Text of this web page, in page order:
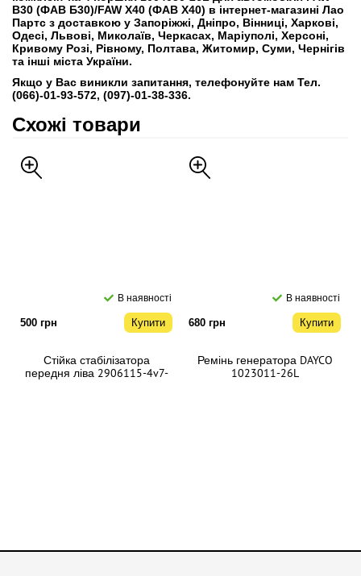
B30 (ФАВ Б30)/FAW X40 (ФАВ Х40) в інтернет-магазині Лао
Партс з доставкою у Запоріжжі, Дніпро, Вінниці, Харкові,
Одесі, Львові, Миколаїв, Черкасах, Маріуполі, Херсоні,
Кривому Розі, Рівному, Полтава, Житомир, Суми, Чернігів
та інші міста України.
Якщо у Вас виникли запитання, телефонуйте нам Тел.
(066)-01-93-572, (097)-01-38-336.
Схожі товари
В наявності
500 грн Купити
Стійка стабілізатора
передня ліва 2906115-4v7-
В наявності
680 грн Купити
Ремінь генератора DAYCO
1023011-26L